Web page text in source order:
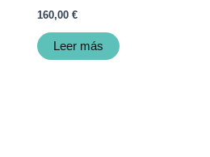
160,00 €
Leer más